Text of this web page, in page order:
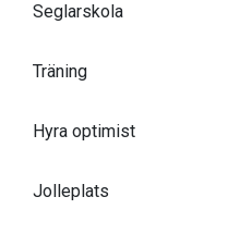
Seglarskola
Träning
Hyra optimist
Jolleplats